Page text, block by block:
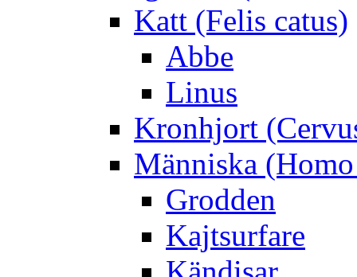
Katt (Felis catus)
Abbe
Linus
Kronhjort
Människa
Grodden
Kajtsurfare